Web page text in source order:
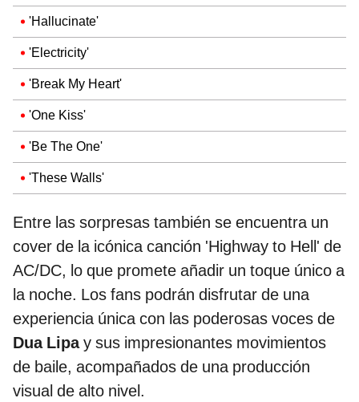
'Hallucinate'
'Electricity'
'Break My Heart'
'One Kiss'
'Be The One'
'These Walls'
Entre las sorpresas también se encuentra un
cover de la icónica canción 'Highway to Hell' de
AC/DC, lo que promete añadir un toque único a
la noche. Los fans podrán disfrutar de una
experiencia única con las poderosas voces de
Dua Lipay sus impresionantes movimientos
de baile, acompañados de una producción
visual de alto nivel.